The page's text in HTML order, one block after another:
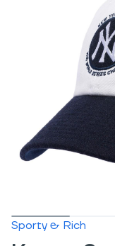
Sporty & Rich